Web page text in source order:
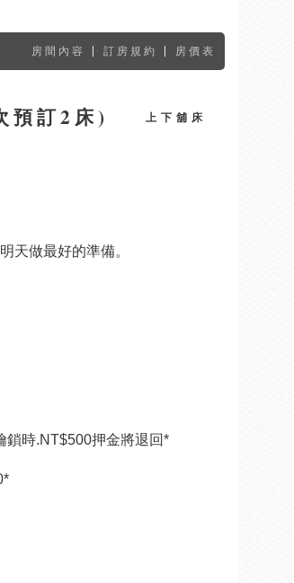
房間內容 | 訂房規約 | 房價表
預訂2床) 上下舖床
天做最好的準備。
鎖時.NT$500押金將退回*